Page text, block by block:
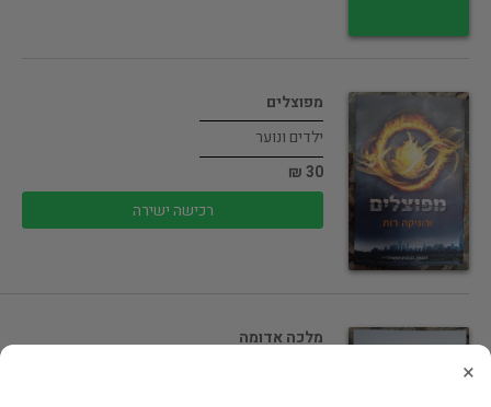
מפוצלים
ילדים ונוער
30 ₪
רכישה ישירה
מלכה אדומה
×